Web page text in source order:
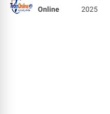
Online
2025